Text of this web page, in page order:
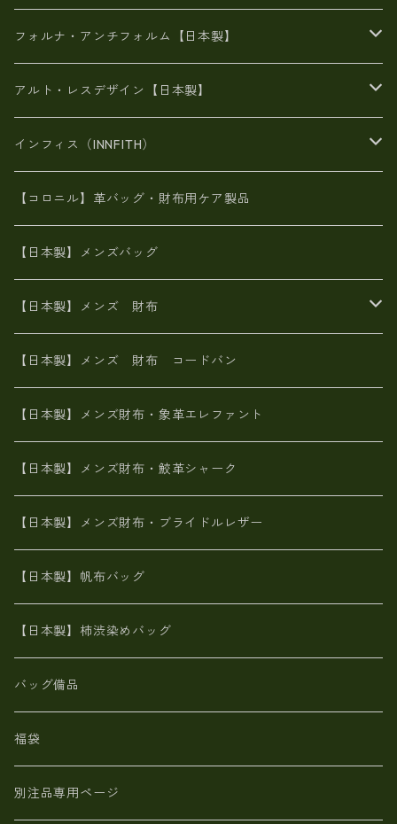
メタリック
スエード
メタリック
６号蝋引き帆布
豊岡製品
エナメルクロコ
がま口
斜め掛け
二つ折り財布
がま口財布
スペインレザー
メタリック
長財布
スペインレザー
佐賀牛革
革友禅染め
ポーテッド
L字ファスナー財布
スペインレザー
革友禅染め
メタリック
ポーチ
ヌメ革
革友禅染め
財布ショルダー
ヌメ革
がま口財布
革友禅染め
山羊革
火山灰染め
名刺入れ・キーケース、他
フォルナ・アンチフォルム【日本製】
BAG
財布・小物
アルト・レスデザイン【日本製】
BAG
財布・小物
インフィス（INNFITH）
BAG
財布・小物
【コロニル】革バッグ・財布用ケア製品
【日本製】メンズバッグ
【日本製】メンズ 財布
象革エレファント【日本製】メンズ 財布
鮫革シャーク【日本製】メンズ 財布
ブライドルレザー【日本製】メンズ 財布
MAISON de HIROAN 【日本製】メンズ 財布
栃木レザー 【日本製】メンズ 財布
革小物・財布【日本製】メンズ レディース
【日本製】メンズ 財布 アザラシ革(シールスキン)
【日本製】メンズ 財布 コードバン
【日本製】メンズ財布・象革エレファント
【日本製】メンズ財布・鮫革シャーク
【日本製】メンズ財布・ブライドルレザー
【日本製】帆布バッグ
【日本製】柿渋染めバッグ
バッグ備品
福袋
別注品専用ページ